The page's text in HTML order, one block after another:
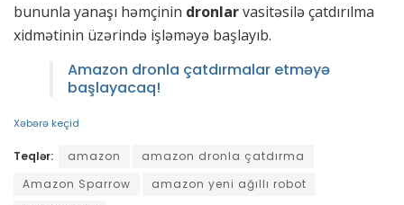
bununla yanaşı həmçinin dronlarvasitəsilə çatdırılma
xidmətinin üzərində işləməyə başlayıb.
Amazon dronla çatdırmalar etməyə
başlayacaq!
Xəbərə keçid
Teqlər: amazon
amazon dronla çatdırma
Amazon Sparrow
amazon yeni ağıllı robot